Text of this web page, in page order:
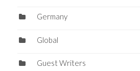
Germany
Global
Guest Writers